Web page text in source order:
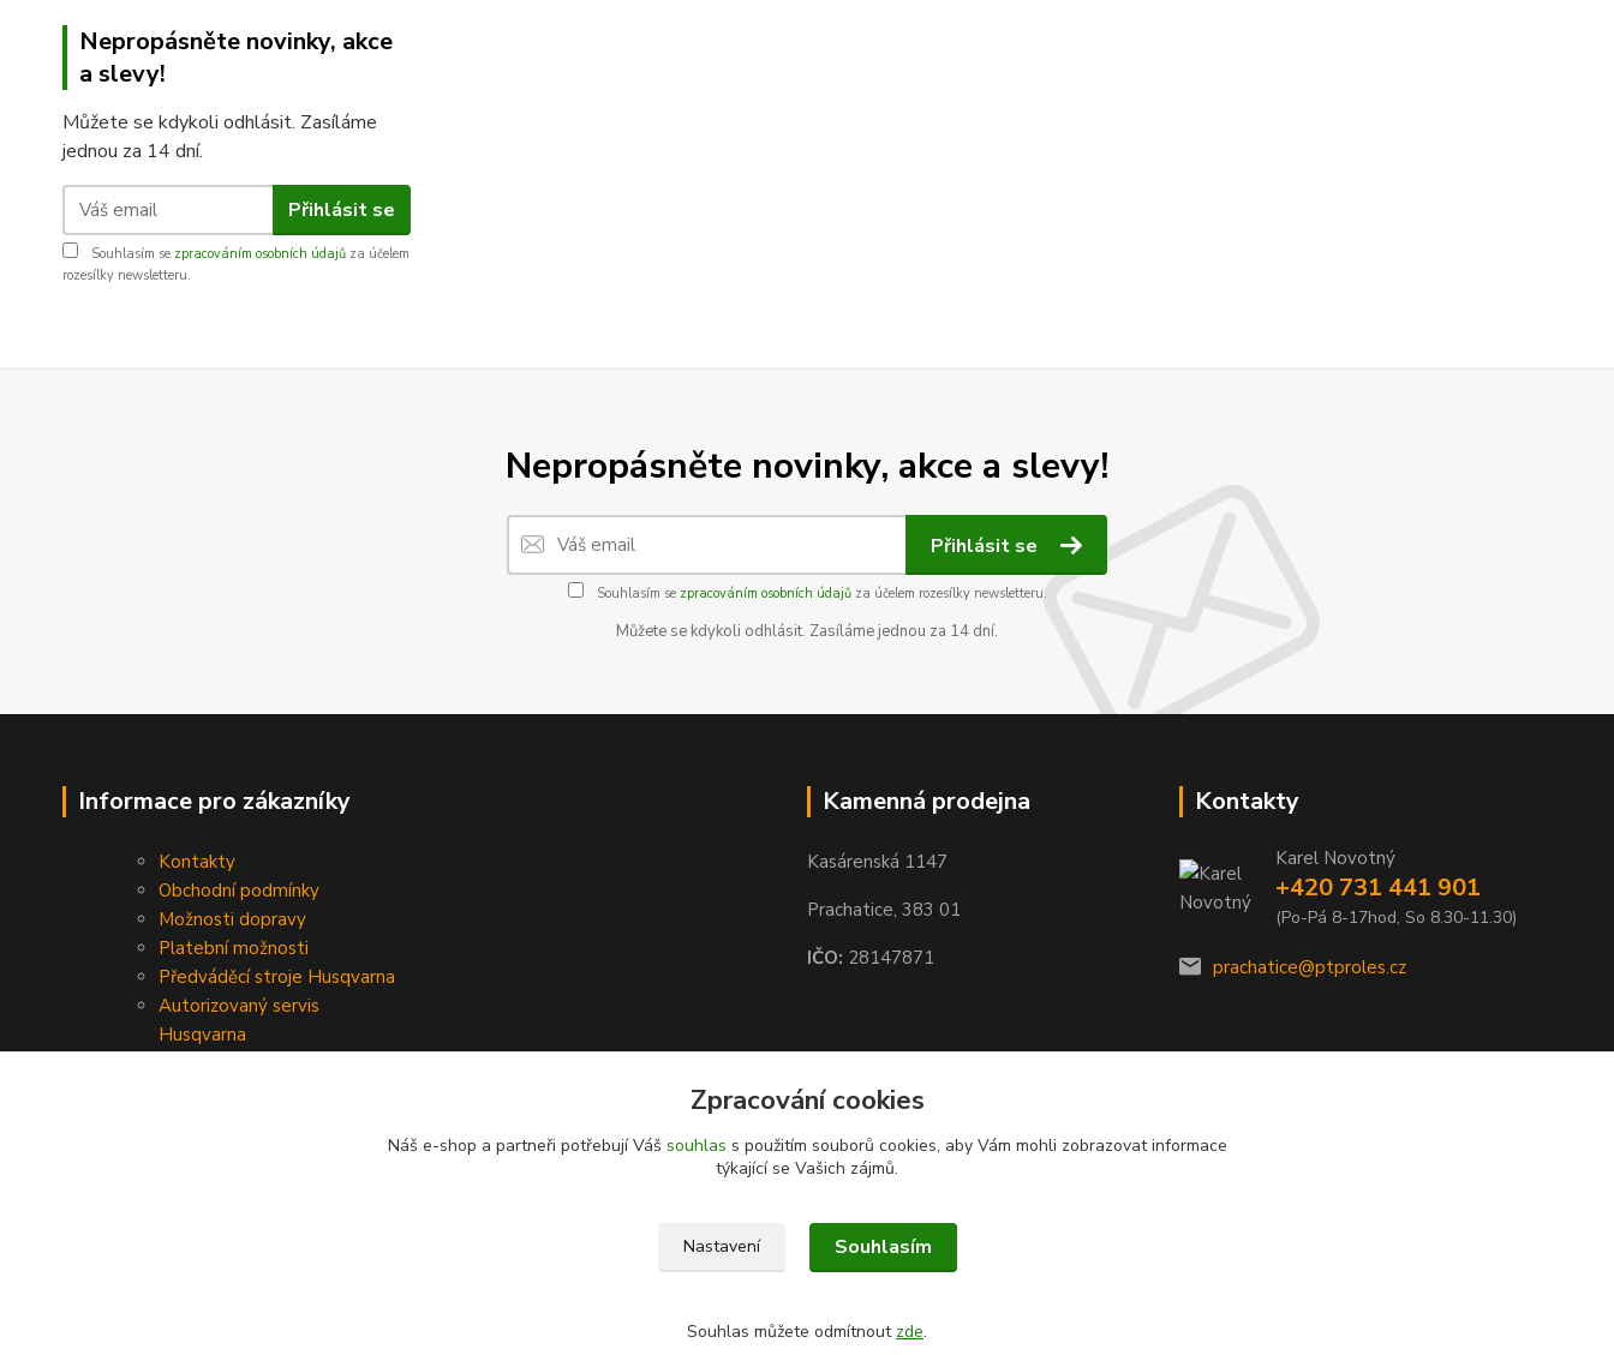
Nepropásněte novinky, akce
a slevy!
Můžete se kdykoli odhlásit. Zasíláme
jednou za 14 dní.
Přihlásit se
Souhlasím se zpracováním osobních údajů za účelem
rozesílky newsletteru.
Nepropásněte novinky, akce a slevy!
Přihlásit se
Souhlasím se zpracováním osobních údajůza účelem rozesílky newsletteru.
Můžete se kdykoli odhlásit. Zasíláme jednou za 14 dní.
Informace pro zákazníky
Kontakty
Obchodní podmínky
Možnosti dopravy
Platební možnosti
Předváděcí stroje Husqvarna
Autorizovaný servis
Husqvarna
Kamenná prodejna
Kasárenská 1147
Prachatice, 383 01
IČO: 28147871
Kontakty
Karel Novotný
+420 731 441 901
(Po-Pá 8-17hod, So 8.30-11.30)
prachatice@ptproles.cz
Zpracování cookies
Náš e-shop a partneři potřebují Váš souhlas s použitím souborů cookies, aby Vám mohli zobrazovat informace
týkající se Vašich zájmů.
Nastavení Souhlasím
Souhlas můžete odmítnout zde.